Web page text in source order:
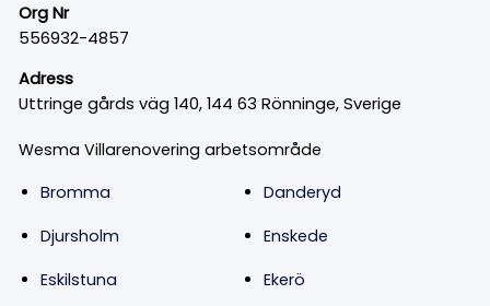
Org Nr
556932-4857
Adress
Uttringe gårds väg 140, 144 63 Rönninge, Sverige
Wesma Villarenovering arbetsområde
Bromma
Danderyd
Djursholm
Enskede
Eskilstuna
Ekerö